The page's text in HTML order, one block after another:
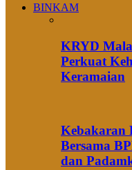
BINKAM
KRYD
Perkuat
Keramaian
Kebakaran
Bersama
dan